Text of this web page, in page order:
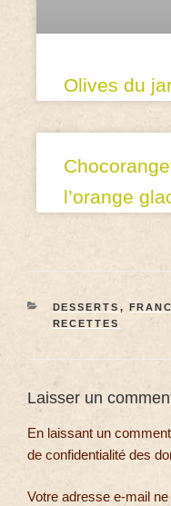
Olives du
l’orange
DESSERTS ,
RECETTES
Laisser un
En laissant un
de confidentialité des
Votre adresse e-mail